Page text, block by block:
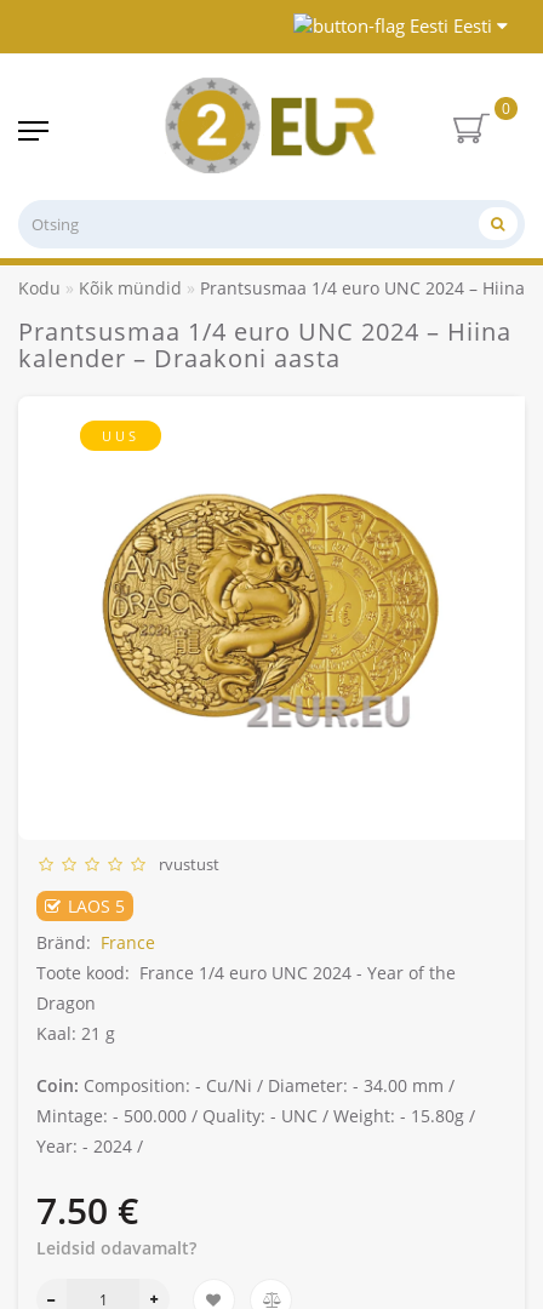
Eesti
0
Kodu Kõik mündid Prantsusmaa 1/4 euro UNC 2024 – Hiina
Prantsusmaa 1/4 euro UNC 2024 – Hiina
kalender – Draakoni aasta
UUS
rvustust
LAOS 5
Bränd: France
Toote kood: France 1/4 euro UNC 2024 - Year of the
Dragon
Kaal: 21 g
Coin: Composition: - Cu/Ni / Diameter: - 34.00 mm /
Mintage: - 500.000 / Quality: - UNC / Weight: - 15.80g /
Year: - 2024 /
7.50 €
Leidsid odavamalt?